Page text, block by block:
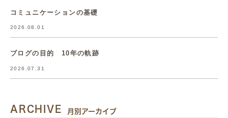
コミュニケーションの基礎
2026.08.01
ブログの目的 10年の軌跡
2026.07.31
ARCHIVE 月別アーカイブ